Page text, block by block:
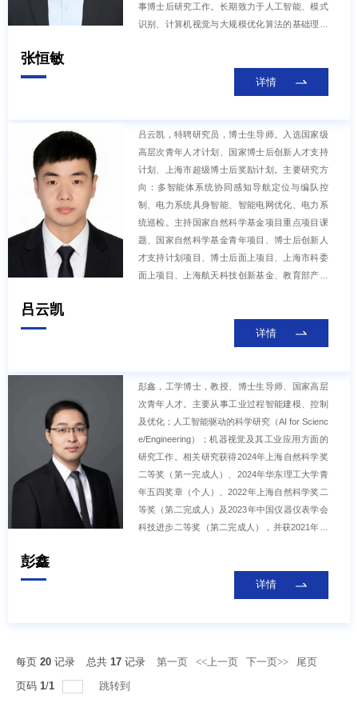
事博士后研究工作。长期致力于人工智能、模式
识别、计算机视觉与大规模优化算法的基础理论
能新范式：面向复杂开放场景下的图像、视频等
多模态与小样本数据，构建“数据驱动+知识引
主感知与逻辑推理的协同机制，突破传统视觉系
统在封闭假设下的局限性，实现从受限感知向开
放世界认知的根本性跨越。2）可解释视觉计算的
新理论与新方法：通过巧妙融合稀疏编码、低秩
学习、张量分解等经典数学模型与先进深度神经
网络架构，构建面向真实复杂场景、兼具强泛化
能力、结构可解释性与持续演进特性的新一代视
觉计算方法，突破传统“黑箱”式预测的局限性，
推动视觉智能系统向透明化、可理解化的“白
张恒敏
详情
吕云凯，特聘研究员，博士生导师。入选国家级
高层次青年人才计划、国家博士后创新人才支持
计划、上海市超级博士后奖励计划。主要研究方
向：多智能体系统协同感知导航定位与编队控
制、电力系统具身智能、智能电网优化、电力系
统巡检。主持国家自然科学基金项目重点项目课
题、国家自然科学基金青年项目、博士后创新人
才支持计划项目、博士后面上项目、上海市科委
面上项目、上海航天科技创新基金、教育部产学
控制领域权威期刊发表SCI论文20余篇，主编Spri
nger英文专著和化学工业出版社中文专著各一
获上海市自动化学会自然科学奖二等奖、中国自
动化学会青年学术年会最佳论文奖、亚洲控制会
议最佳海报奖、自主无人系统国际会议最佳论文
奖等多项荣誉奖励。担任Journal of Automation a
nd Intelligence、Intelligence Robotics等多个国际
期刊的青年编委；担任中国自动化学会混合智能
专业委员会委员、中国指挥与控制学会智能控制
与系统专业委员会委员
吕云凯
详情
彭鑫，工学博士，教授、博士生导师、国家高层
次青年人才。主要从事工业过程智能建模、控制
及优化；人工智能驱动的科学研究（AI for Scienc
e/Engineering）；机器视觉及其工业应用方面的
研究工作。相关研究获得2024年上海自然科学奖
二等奖（第一完成人）、2024年华东理工大学青
年五四奖章（个人）、2022年上海自然科学奖二
等奖（第二完成人）及2023年中国仪器仪表学会
科技进步二等奖（第二完成人），并获2021年上
member、中国自动化学会高级会员、技术过程的
故障诊断与安全性专业委员会委员、环境感知与
持科技部国家重点研发计划项目课题1项、国家自
彭鑫
详情
每页 20 记录 总共 17 记录 第一页 <<上一页 下一页>>
尾页
页码 1/1 跳转到